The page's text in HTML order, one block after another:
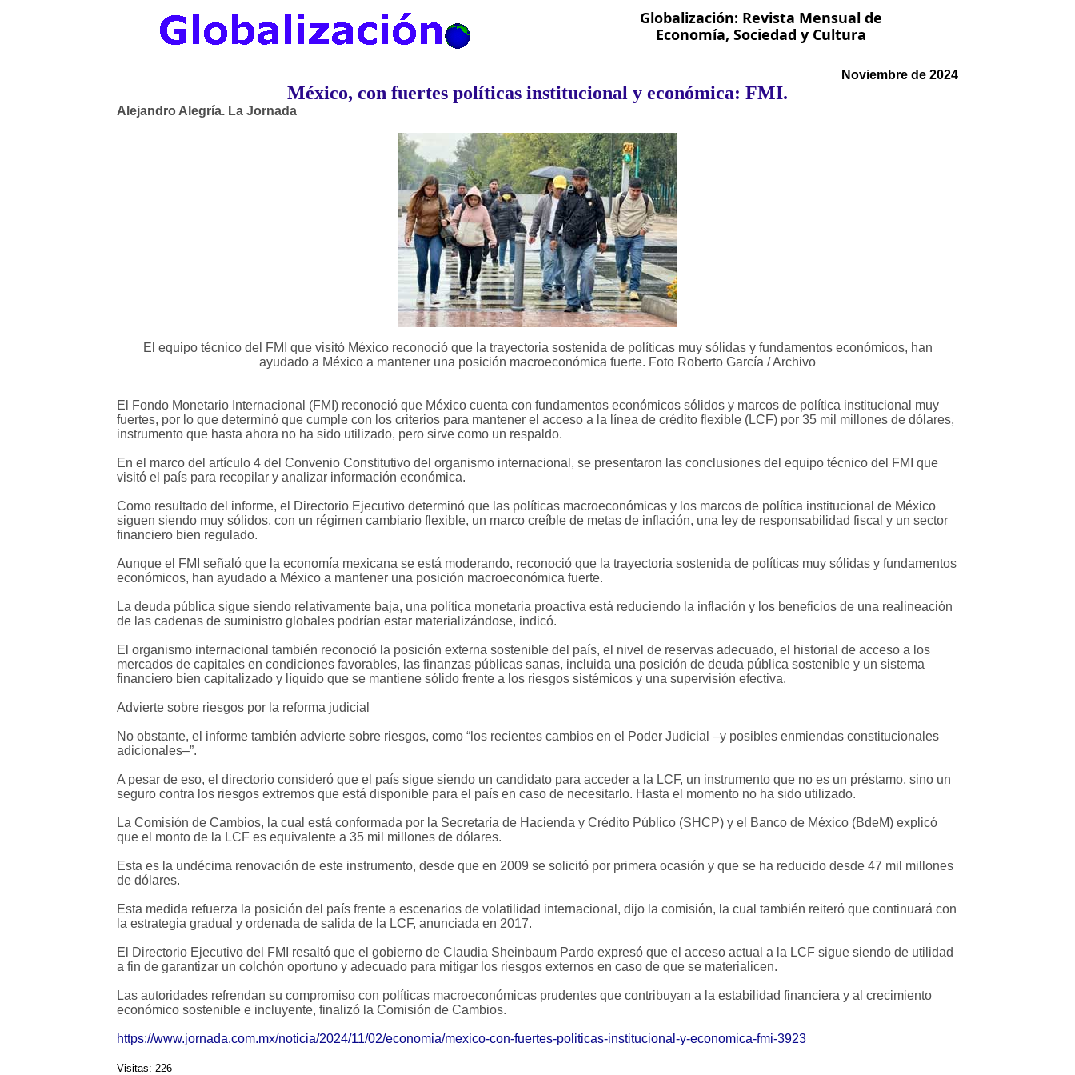
Globalización: Revista Mensual de
Economía, Sociedad y Cultura
Noviembre de 2024
México, con fuertes políticas institucional y económica: FMI.
Alejandro Alegría. La Jornada
El equipo técnico del FMI que visitó México reconoció que la trayectoria sostenida de políticas muy sólidas y fundamentos económicos, han
ayudado a México a mantener una posición macroeconómica fuerte. Foto Roberto García / Archivo
El Fondo Monetario Internacional (FMI) reconoció que México cuenta con fundamentos económicos sólidos y marcos de política institucional muy
fuertes, por lo que determinó que cumple con los criterios para mantener el acceso a la línea de crédito flexible (LCF) por 35 mil millones de dólares,
instrumento que hasta ahora no ha sido utilizado, pero sirve como un respaldo.
En el marco del artículo 4 del Convenio Constitutivo del organismo internacional, se presentaron las conclusiones del equipo técnico del FMI que
visitó el país para recopilar y analizar información económica.
Como resultado del informe, el Directorio Ejecutivo determinó que las políticas macroeconómicas y los marcos de política institucional de México
siguen siendo muy sólidos, con un régimen cambiario flexible, un marco creíble de metas de inflación, una ley de responsabilidad fiscal y un sector
financiero bien regulado.
Aunque el FMI señaló que la economía mexicana se está moderando, reconoció que la trayectoria sostenida de políticas muy sólidas y fundamentos
económicos, han ayudado a México a mantener una posición macroeconómica fuerte.
La deuda pública sigue siendo relativamente baja, una política monetaria proactiva está reduciendo la inflación y los beneficios de una realineación
de las cadenas de suministro globales podrían estar materializándose, indicó.
El organismo internacional también reconoció la posición externa sostenible del país, el nivel de reservas adecuado, el historial de acceso a los
mercados de capitales en condiciones favorables, las finanzas públicas sanas, incluida una posición de deuda pública sostenible y un sistema
financiero bien capitalizado y líquido que se mantiene sólido frente a los riesgos sistémicos y una supervisión efectiva.
Advierte sobre riesgos por la reforma judicial
No obstante, el informe también advierte sobre riesgos, como “los recientes cambios en el Poder Judicial –y posibles enmiendas constitucionales
adicionales–”.
A pesar de eso, el directorio consideró que el país sigue siendo un candidato para acceder a la LCF, un instrumento que no es un préstamo, sino un
seguro contra los riesgos extremos que está disponible para el país en caso de necesitarlo. Hasta el momento no ha sido utilizado.
La Comisión de Cambios, la cual está conformada por la Secretaría de Hacienda y Crédito Público (SHCP) y el Banco de México (BdeM) explicó
que el monto de la LCF es equivalente a 35 mil millones de dólares.
Esta es la undécima renovación de este instrumento, desde que en 2009 se solicitó por primera ocasión y que se ha reducido desde 47 mil millones
de dólares.
Esta medida refuerza la posición del país frente a escenarios de volatilidad internacional, dijo la comisión, la cual también reiteró que continuará con
la estrategia gradual y ordenada de salida de la LCF, anunciada en 2017.
El Directorio Ejecutivo del FMI resaltó que el gobierno de Claudia Sheinbaum Pardo expresó que el acceso actual a la LCF sigue siendo de utilidad
a fin de garantizar un colchón oportuno y adecuado para mitigar los riesgos externos en caso de que se materialicen.
Las autoridades refrendan su compromiso con políticas macroeconómicas prudentes que contribuyan a la estabilidad financiera y al crecimiento
económico sostenible e incluyente, finalizó la Comisión de Cambios.
https://www.jornada.com.mx/noticia/2024/11/02/economia/mexico-con-fuertes-politicas-institucional-y-economica-fmi-3923
Visitas: 226